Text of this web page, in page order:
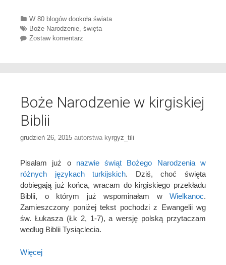
Categories
W 80 blogów dookoła świata
Tags
Boże Narodzenie święta
Zostaw komentarz
Boże Narodzenie w kirgiskiej
Biblii
grudzień 26, 2015 autorstwa kyrgyz_tili
Pisałam już o nazwie świąt Bożego Narodzenia w
różnych językach turkijskich. Dziś, choć święta
dobiegają już końca, wracam do kirgiskiego przekładu
Biblii, o którym już wspominałam w Wielkanoc.
Zamieszczony poniżej tekst pochodzi z Ewangelii wg
św. Łukasza (Łk 2, 1-7), a wersję polską przytaczam
według Biblii Tysiąclecia.
Więcej